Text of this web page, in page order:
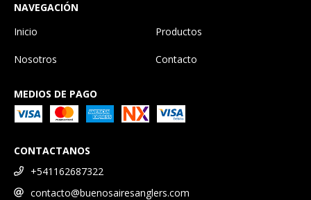
NAVEGACIÓN
Inicio
Productos
Nosotros Contacto
MEDIOS DE PAGO
CONTACTANOS
+541162687322
contacto@buenosairesanglers.com